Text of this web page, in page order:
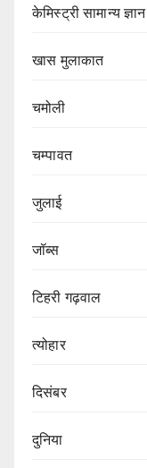
केमिस्ट्री सामान्य ज्ञान
खास मुलाकात
चमोली
चम्पावत
जुलाई
जॉब्स
टिहरी गढ़वाल
त्योहार
दिसंबर
दुनिया